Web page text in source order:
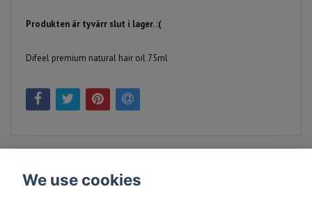
Produkten är tyvärr slut i lager. :(
Difeel premium natural hair oil 75ml
We use cookies